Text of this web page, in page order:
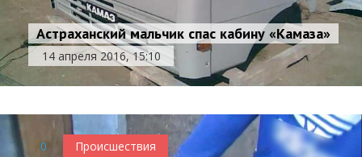
Астраханский мальчик спас кабину «Камаза»
14 апреля 2016, 15:10
0 Происшествия